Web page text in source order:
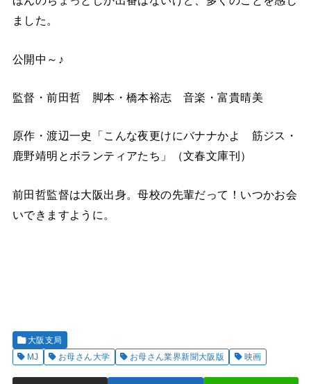
ました。
公開中～♪
監督・前田哲 脚本・橋本裕志 音楽・富貴晴美
原作・渡辺一史「こんな夜更けにバナナかよ 筋ジス・
鹿野靖明とボランティアたち」（文春文庫刊）
前田哲監督は大阪出身。母校の先輩だって！いつかお会
いできますように。
大阪支局
MJ
お母さん大学 お母さん業界新聞大阪版 映画